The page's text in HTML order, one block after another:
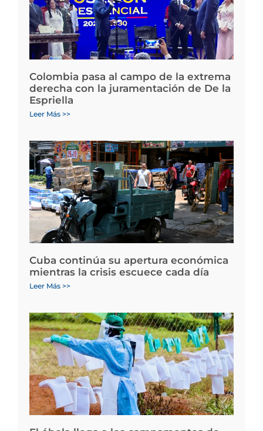
Colombia pasa al campo de la extrema
derecha con la juramentación de De la
Espriella
Leer Más >>
Cuba continúa su apertura económica
mientras la crisis escuece cada día
Leer Más >>